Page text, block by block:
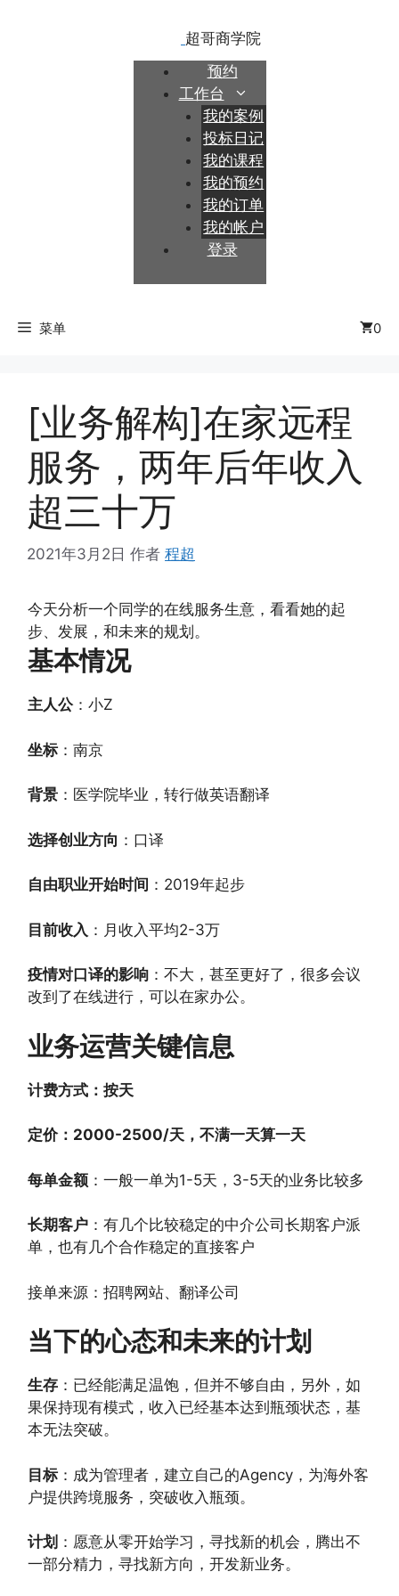
预约
工作台
我的案例
投标日记
我的课程
我的预约
我的订单
我的帐户
登录
菜单 0
[业务解构]在家远程
服务，两年后年收入
超三十万
2021年3月2日 作者 程超
今天分析一个同学的在线服务生意，看看她的起
步、发展，和未来的规划。
基本情况
主人公：小Z
坐标：南京
背景 ：医学院毕业，转行做英语翻译
选择创业方向 ：口译
自由职业开始时间 ：2019年起步
目前收入 ：月收入平均2-3万
疫情对口译的影响 ：不大，甚至更好了，很多会议
改到了在线进行，可以在家办公。
业务运营关键信息
计费方式：按天
定价：2000-2500/天，不满一天算一天
每单金额 ：一般一单为1-5天，3-5天的业务比较多
长期客户 ：有几个比较稳定的中介公司长期客户派
单，也有几个合作稳定的直接客户
接单来源：招聘网站、翻译公司
当下的心态和未来的计划
生存 ：已经能满足温饱，但并不够自由，另外，如
果保持现有模式，收入已经基本达到瓶颈状态，基
本无法突破。
目标：成为管理者，建立自己的Agency，为海外客
户提供跨境服务，突破收入瓶颈。
计划 ：愿意从零开始学习，寻找新的机会，腾出不
一部分精力，寻找新方向，开发新业务。